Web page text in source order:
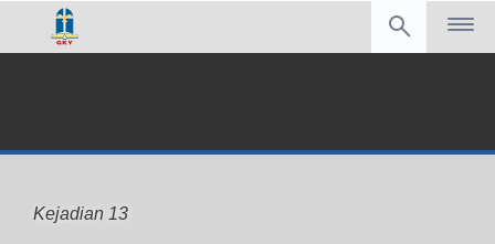
Kejadian 13